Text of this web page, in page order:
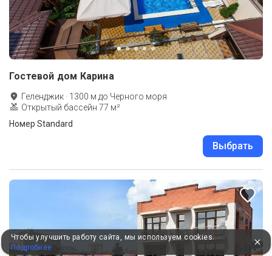
Гостевой дом Карина
Геленджик · 1300 м до Черного моря
Открытый бассейн 77 м²
Номер Standard
Выбрать
Чтобы улучшить работу сайта, мы используем cookies.
Подробнее